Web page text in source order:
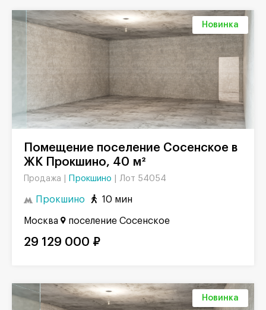
Новинка
Помещение поселение Сосенское в
ЖК Прокшино, 40 м²
Продажа | Прокшино Лот 54054
Прокшино 10 мин
Москва поселение Сосенское
29 129 000 ₽
Новинка